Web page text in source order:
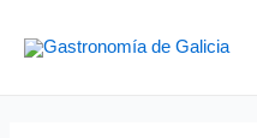
de
i